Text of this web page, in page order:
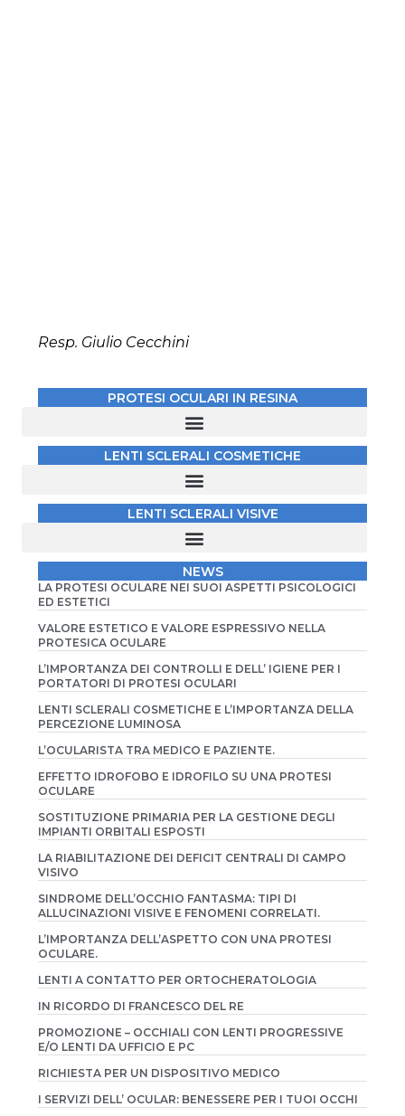
Resp. Giulio Cecchini
PROTESI OCULARI IN RESINA
LENTI SCLERALI COSMETICHE
LENTI SCLERALI VISIVE
NEWS
LA PROTESI OCULARE NEI SUOI ASPETTI PSICOLOGICI
ED ESTETICI
VALORE ESTETICO E VALORE ESPRESSIVO NELLA
PROTESICA OCULARE
L’IMPORTANZA DEI CONTROLLI E DELL’ IGIENE PER I
PORTATORI DI PROTESI OCULARI
LENTI SCLERALI COSMETICHE E L’IMPORTANZA DELLA
PERCEZIONE LUMINOSA
L’OCULARISTA TRA MEDICO E PAZIENTE.
EFFETTO IDROFOBO E IDROFILO SU UNA PROTESI
OCULARE
SOSTITUZIONE PRIMARIA PER LA GESTIONE DEGLI
IMPIANTI ORBITALI ESPOSTI
LA RIABILITAZIONE DEI DEFICIT CENTRALI DI CAMPO
VISIVO
SINDROME DELL’OCCHIO FANTASMA: TIPI DI
ALLUCINAZIONI VISIVE E FENOMENI CORRELATI.
L’IMPORTANZA DELL’ASPETTO CON UNA PROTESI
OCULARE.
LENTI A CONTATTO PER ORTOCHERATOLOGIA
IN RICORDO DI FRANCESCO DEL RE
PROMOZIONE – OCCHIALI CON LENTI PROGRESSIVE
E/O LENTI DA UFFICIO E PC
RICHIESTA PER UN DISPOSITIVO MEDICO
I SERVIZI DELL’ OCULAR: BENESSERE PER I TUOI OCCHI